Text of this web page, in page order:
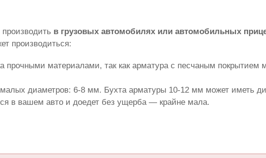
в грузовых автомобилях или автомобильных
производиться:
прочными материалами, так как арматура с песчаным покрытием
диаметров: 6-8 мм. Бухта арматуры 10-12 мм может иметь
в вашем авто и доедет без ущерба — крайне мала.